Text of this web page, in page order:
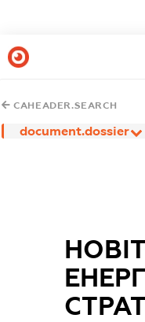
CAHEADER.SEARCH
document.dossier